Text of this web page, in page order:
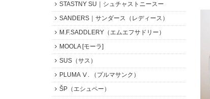
STASTNY SU｜シュチャストニースー
SANDERS｜サンダース（レディース）
M.F.SADDLERY（エムエフサドリー）
MOOLA [モーラ]
SUS（サス）
PLUMA Ⅴ. （プルマサンク）
ŠP（エシュペー）